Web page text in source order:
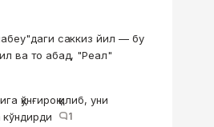
саккиз йил — бу
ва то абад, "Реал"
қўнғироқ қилиб, уни
1